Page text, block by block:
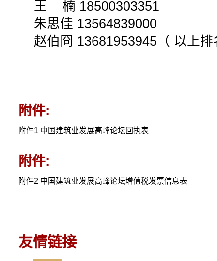
王 楠 18500303351
朱思佳 13564839000
赵伯冏 13681953945（ 以上排
附件:
附件1 中国建筑业发展高峰论坛回执表
附件:
附件2 中国建筑业发展高峰论坛增值税发票信息表
友情链接